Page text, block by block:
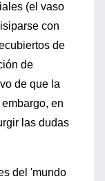
(el vaso
con
de
de
de que la
en
las dudas
del 'mundo